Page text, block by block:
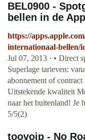
‎BEL0900 -
bellen in de
https://
internationaal-bellen/
Jul 07, 2013 · ‎• Direct
Superlage tarieven:
abonnement of
Uitstekende kwaliteit
naar het buitenland! Je
5/5(2)
‎toovoip - No